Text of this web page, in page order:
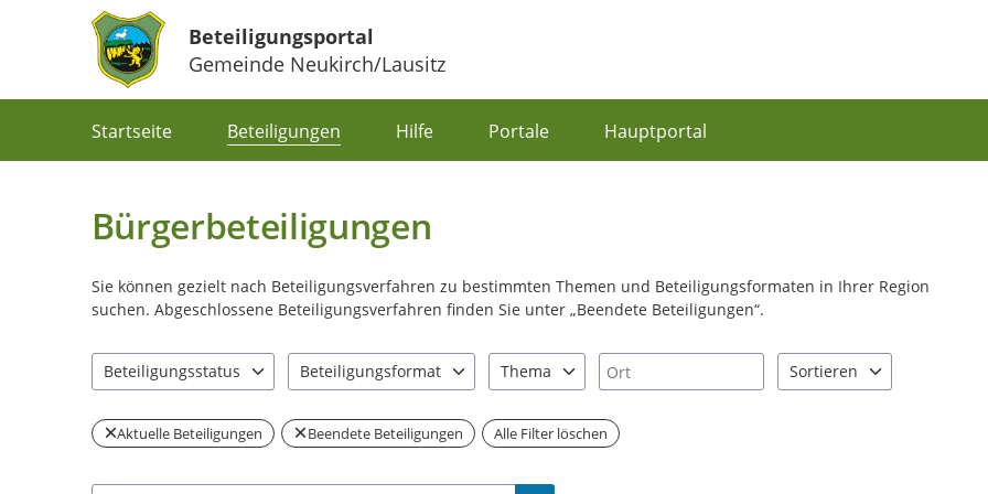
Beteiligungsportal
Gemeinde Neukirch/Lausitz
Startseite Beteiligungen Hilfe Portale Hauptportal
Bürgerbeteiligungen
Sie können gezielt nach Beteiligungsverfahren zu bestimmten Themen und Beteiligungsformaten in Ihrer Region
suchen. Abgeschlossene Beteiligungsverfahren finden Sie unter „Beendete Beteiligungen“.
Beteiligungsstatus
Beteiligungsformat
Thema
Ort
Sortieren
Aktuelle Beteiligungen Beendete Beteiligungen Alle Filter löschen